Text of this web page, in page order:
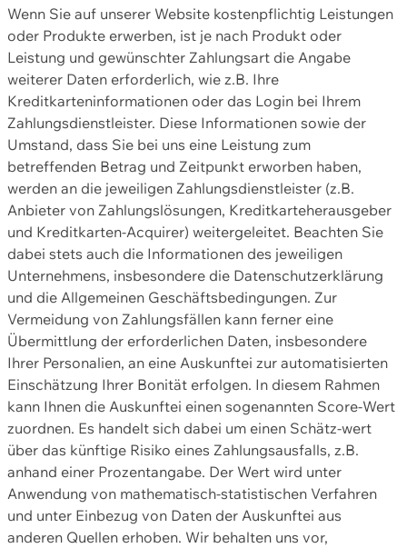
Wenn Sie auf unserer Website kostenpflichtig Leistungen
oder Produkte erwerben, ist je nach Produkt oder
Leistung und gewünschter Zahlungsart die Angabe
weiterer Daten erforderlich, wie z.B. Ihre
Kreditkarteninformationen oder das Login bei Ihrem
Zahlungsdienstleister. Diese Informationen sowie der
Umstand, dass Sie bei uns eine Leistung zum
betreffenden Betrag und Zeitpunkt erworben haben,
werden an die jeweiligen Zahlungsdienstleister (z.B.
Anbieter von Zahlungslösungen, Kreditkarteherausgeber
und Kreditkarten-Acquirer) weitergeleitet. Beachten Sie
dabei stets auch die Informationen des jeweiligen
Unternehmens, insbesondere die Datenschutzerklärung
und die Allgemeinen Geschäftsbedingungen. Zur
Vermeidung von Zahlungsfällen kann ferner eine
Übermittlung der erforderlichen Daten, insbesondere
Ihrer Personalien, an eine Auskunftei zur automatisierten
Einschätzung Ihrer Bonität erfolgen. In diesem Rahmen
kann Ihnen die Auskunftei einen sogenannten Score-Wert
zuordnen. Es handelt sich dabei um einen Schätz-wert
über das künftige Risiko eines Zahlungsausfalls, z.B.
anhand einer Prozentangabe. Der Wert wird unter
Anwendung von mathematisch-statistischen Verfahren
und unter Einbezug von Daten der Auskunftei aus
anderen Quellen erhoben. Wir behalten uns vor,